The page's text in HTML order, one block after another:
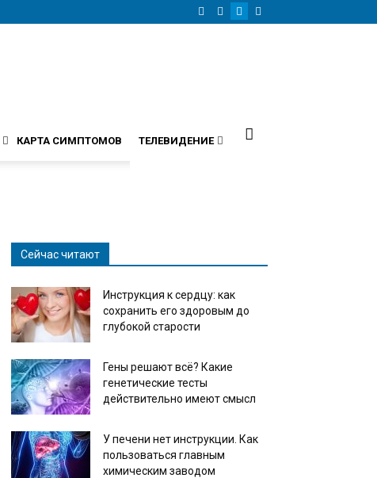
КАРТА СИМПТОМОВ ТЕЛЕВИДЕНИЕ
Сейчас читают
Инструкция к сердцу: как
сохранить его здоровым до
глубокой старости
Гены решают всё? Какие
генетические тесты
действительно имеют смысл
У печени нет инструкции. Как
пользоваться главным
химическим заводом